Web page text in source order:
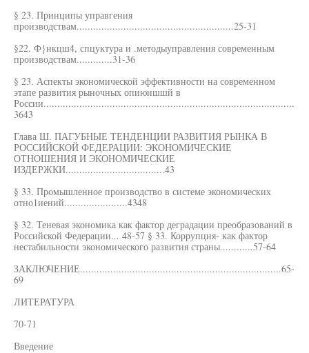
§ 23. Принципы управгения
производствам.........................................................25-31
§22. Ф}нкцш4, спцуктура и .методыуправления современным
производствам.............31-36
§ 23. Аспекты экономической эффективности на современном
этапе развития рыночных опиюишшй в
России...........................................................................................
3643
Глава Ш. ПАГУБНЫЕ ТЕНДЕНЦИИ РАЗВИТИЯ РЫНКА В
РОССИЙСКОЙ ФЕДЕРАЦИИ: ЭКОНОМИЧЕСКИЕ
ОТНОШЕНИЯ И ЭКОНОМИЧЕСКИЕ
ИЗДЕРЖКИ....................................43
§ 33. Промышленное производство в системе экономических
отно1иений.......................4348
§ 32. Теневая экономика как фактор деградации преобразований в
Российской Федерации... 48-57 § 33. Коррупция- как фактор
нестабильности экономического развития страны............57-64
ЗАКЛЮЧЕНИЕ.........................................................................65-
69
ЛИТЕРАТУРА
70-71
Введение